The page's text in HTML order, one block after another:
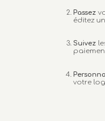
Passez
éditez
Suivez
votre